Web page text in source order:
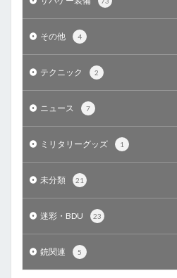
その他 4
テクニック 2
ニュース 7
ミリタリーグッズ 1
未分類 21
迷彩・BDU 23
銃関連 5